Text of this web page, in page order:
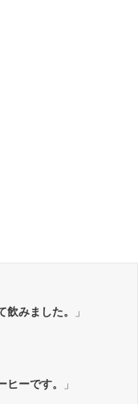
みました。
」
ーです。 」